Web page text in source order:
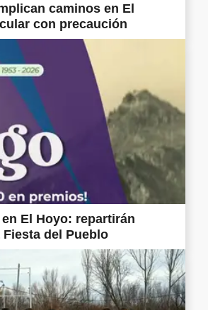
caminos en El
con precaución
El Hoyo: repartirán
Fiesta del Pueblo